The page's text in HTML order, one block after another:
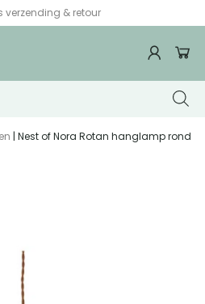
verzending & retour
| Nest of Nora Rotan hanglamp rond